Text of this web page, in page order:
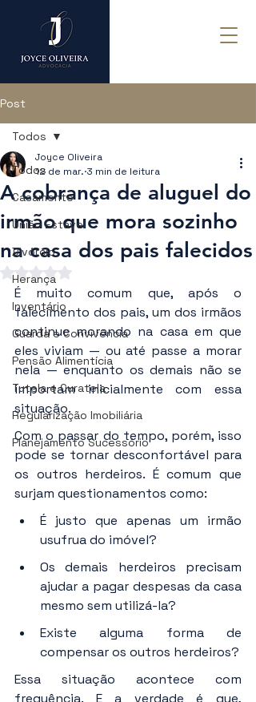
Post
Todos
Casamento
União Estável
Divórcio
Herança
Inventário
Guarda e Convivência
Pensão Alimentícia
Tutela e Curatela
Regularização Imobiliária
Planejamento Sucessório
Todos
A cobrança de aluguel do
irmão que mora sozinho
na casa dos pais falecidos
Joyce Oliveira
12 de mar. 3 min de leitura
Avaliado com NaN de 5 estrelas.
É muito comum que, após o
falecimento dos pais, um dos irmãos
continue morando na casa em que
eles viviam — ou até passe a morar
nela — enquanto os demais não se
importam inicialmente com essa
situação.
Com o passar do tempo, porém, isso
pode se tornar desconfortável para
os outros herdeiros. É comum que
surjam questionamentos como:
É justo que apenas um irmão
usufrua do imóvel?
Os demais herdeiros precisam
ajudar a pagar despesas da casa
mesmo sem utilizá-la?
Existe alguma forma de
compensar os outros herdeiros?
Essa situação acontece com